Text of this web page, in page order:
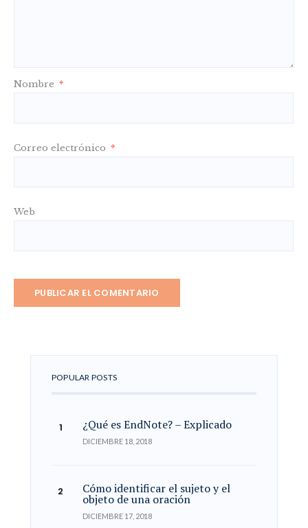
Nombre *
Correo electrónico *
Web
POPULAR POSTS
¿Qué es EndNote? – Explicado
DICIEMBRE 18, 2018
Cómo identificar el sujeto y el
objeto de una oración
DICIEMBRE 17, 2018